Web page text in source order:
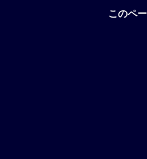
このペ